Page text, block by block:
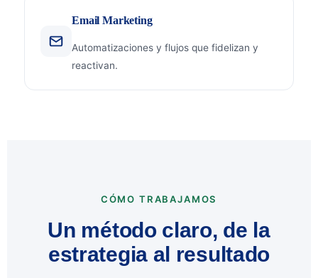
Email Marketing
Automatizaciones y flujos que fidelizan y
reactivan.
CÓMO TRABAJAMOS
Un método claro, de la
estrategia al resultado